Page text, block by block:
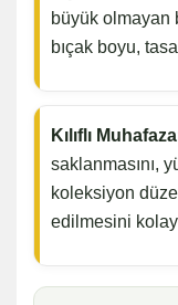
büyük olmayan
bıçak boyu,
Kılıflı
saklanmasını,
koleksiyon
edilmesini